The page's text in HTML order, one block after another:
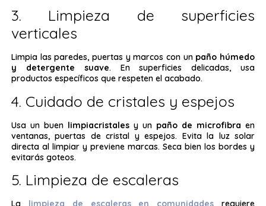
3. Limpieza de superficies
verticales
Limpia las paredes, puertas y marcos con un paño húmedo
y detergente suave. En superficies delicadas, usa
productos específicos que respeten el acabado.
4. Cuidado de cristales y espejos
Usa un buen limpiacristales y un paño de microfibra en
ventanas, puertas de cristal y espejos. Evita la luz solar
directa al limpiar y previene marcas. Seca bien los bordes y
evitarás goteos.
5. Limpieza de escaleras
La limpieza de escaleras en comunidades requiere